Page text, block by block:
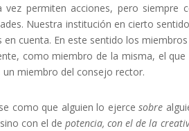
permiten acciones, pero siempre
Nuestra institución en cierto
cuenta. En este sentido los
como miembro de la misma, el
un miembro del consejo rector.
como que alguien lo ejercesobre
con el depotencia, con el de la